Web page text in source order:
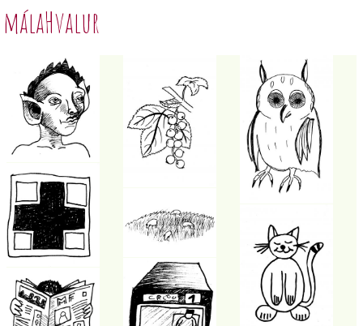
málaHvalur